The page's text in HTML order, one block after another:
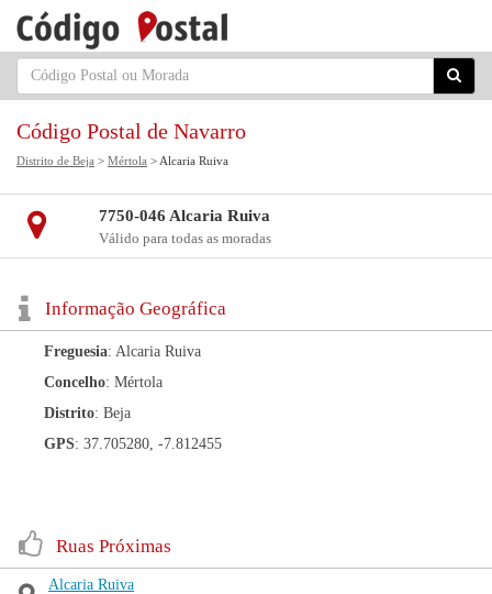
Código Postal de Navarro
Distrito de Beja > Mértola > Alcaria Ruiva
7750-046 Alcaria Ruiva
Válido para todas as moradas
Informação Geográfica
Freguesia: Alcaria Ruiva
Concelho: Mértola
Distrito: Beja
GPS: 37.705280, -7.812455
Ruas Próximas
Alcaria Ruiva